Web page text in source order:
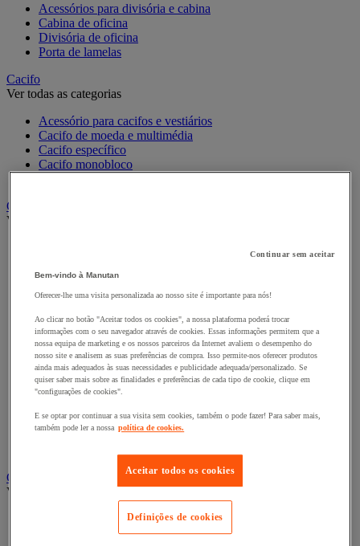
Acessórios para divisória e cabina
Cabina de oficina
Divisória de oficina
Porta de lamelas
Cacifo
Ver todas as categorias
Acessório para cacifos e vestiários
Cacifo de moeda e multimédia
Cacifo específico
Cacifo monobloco
Carro e reboque de movimentação industriais
Ver todas as categorias
Carro contentor
Carro de inox e alumínio
Carro de plataformas
Carro dobrável
Carro eléctrico
Carro em fio de aço
Carro para caixas
Carro para carga comprida e volumosa
Carros de preparação de encomendas
Reboque industrial
Contentor móvel gradeado
Ver todas as categorias
Acessórios para contentor móvel
Contentor móvel de segurança
Continuar sem aceitar
Bem-vindo à Manutan
Oferecer-lhe uma visita personalizada ao nosso site é importante para nós!
Ao clicar no botão "Aceitar todos os cookies", a nossa plataforma poderá trocar
informações com o seu navegador através de cookies. Essas informações permitem que a
nossa equipa de marketing e os nossos parceiros da Internet avaliem o desempenho do
nosso site e analisem as suas preferências de compra. Isso permite-nos oferecer produtos
ainda mais adequados às suas necessidades e publicidade adequada/personalizado. Se
quiser saber mais sobre as finalidades e preferências de cada tipo de cookie, clique em
"configurações de cookies".
E se optar por continuar a sua visita sem cookies, também o pode fazer! Para saber mais,
também pode ler a nossa política de cookies.
Aceitar todos os cookies
Definições de cookies